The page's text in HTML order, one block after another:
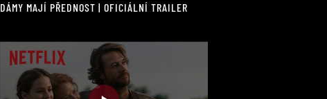
DÁMY MAJÍ PŘEDNOST | OFICIÁLNÍ TRAILER